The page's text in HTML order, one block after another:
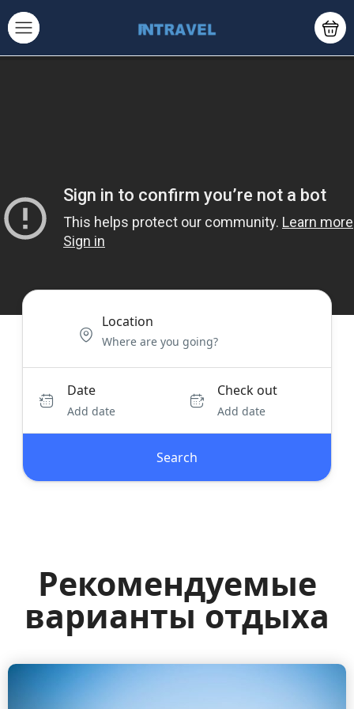
Location
Date
Add date
Check out
Add date
Search
Рекомендуемые
варианты отдыха